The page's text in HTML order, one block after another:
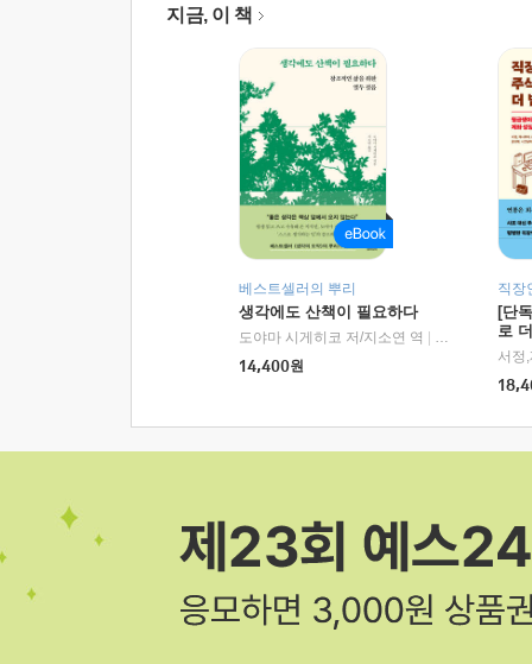
지금, 이 책
베스트셀러의 뿌리
생각에도 산책이 필요하다
도야마 시게히코 저/지소연 역
알에이치코리
14,400원
직장
[단
로